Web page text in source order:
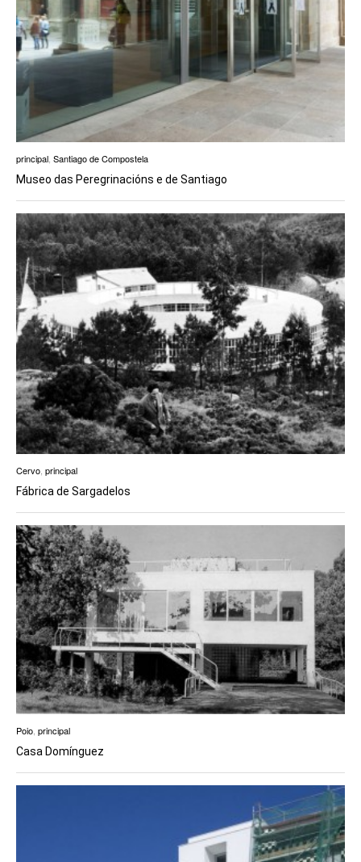
principal Santiago de Compostela
Museo das Peregrinacións e de Santiago
Cervo principal
Fábrica de Sargadelos
Poio principal
Casa Domínguez